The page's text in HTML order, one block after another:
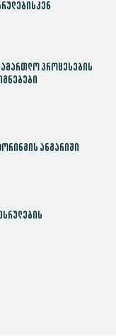
პროცესების
ანგარიში